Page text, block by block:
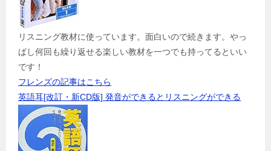
リスニング教材に使っています。面白いので続きます。やっ
ぱし何回も繰り返せる楽しい教材を一つでも持ってるといい
です！
フレンズの記事はこちら
英語耳[改訂・新CD版] 発音ができるとリスニングができる